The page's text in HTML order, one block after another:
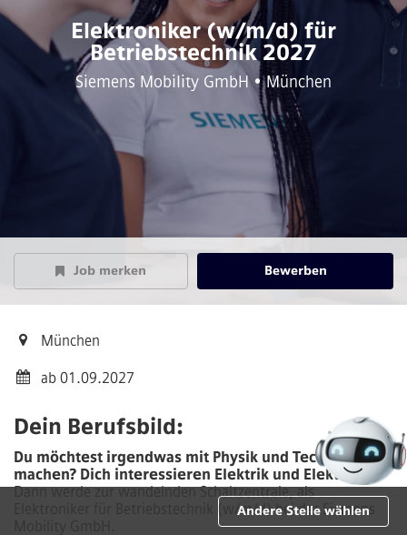
Elektroniker (w/m/d) für
Betriebstechnik 2027
Siemens Mobility GmbH • München
Job merken Bewerben
München
ab 01.09.2027
Dein Berufsbild:
Du möchtest irgendwas mit Physik und Technik
machen? Dich interessieren Elektrik und Elektronik?
Dann werde zur wandelnden Schaltzentrale, als
Elektroniker für Betriebstechnik (w/m/d) bei der Siemens
Andere Stelle wählen